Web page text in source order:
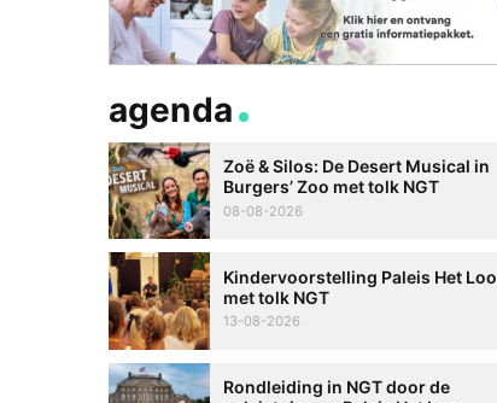
agenda
Zoë & Silos: De Desert Musical in
Burgers’ Zoo met tolk NGT
08-08-2026
Kindervoorstelling Paleis Het Loo
met tolk NGT
13-08-2026
Rondleiding in NGT door de